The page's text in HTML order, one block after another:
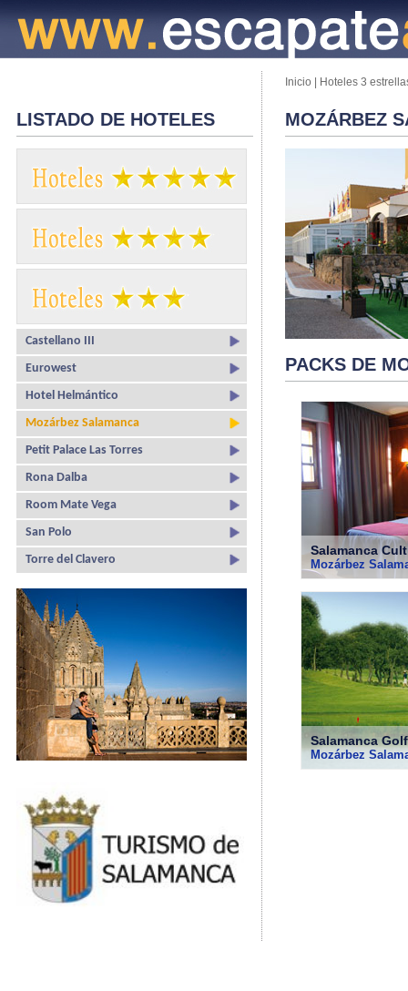
LISTADO DE HOTELES
Castellano III
Eurowest
Hotel Helmántico
Mozárbez Salamanca
Petit Palace Las Torres
Rona Dalba
Room Mate Vega
San Polo
Torre del Clavero
Inicio Hoteles 3
MOZÁRBEZ
PACKS DE
Salamanca
Mozárbez
Salamanca Golf
Mozárbez